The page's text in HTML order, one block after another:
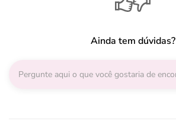
Ainda tem dúvidas?